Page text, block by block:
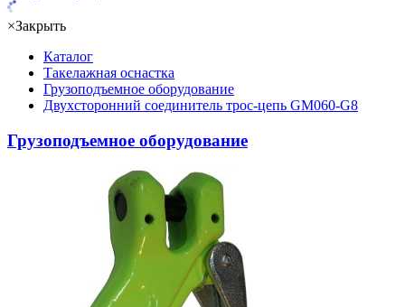
×Закрыть
Каталог
Такелажная оснастка
Грузоподъемное оборудование
Двухсторонний соединитель трос-цепь GM060-G8
Грузоподъемное оборудование